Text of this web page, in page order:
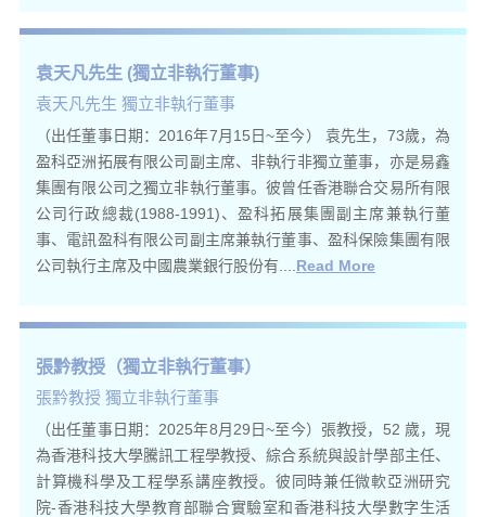
袁天凡先生 (獨立非執行董事)
袁天凡先生 獨立非執行董事
（出任董事日期：2016年7月15日~至今） 袁先生，73歲，為
盈科亞洲拓展有限公司副主席、非執行非獨立董事，亦是易鑫
集團有限公司之獨立非執行董事。彼曾任香港聯合交易所有限
公司行政總裁(1988-1991)、盈科拓展集團副主席兼執行董
事、電訊盈科有限公司副主席兼執行董事、盈科保險集團有限
公司執行主席及中國農業銀行股份有.... Read More
張黔教授（獨立非執行董事）
張黔教授 獨立非執行董事
（出任董事日期：2025年8月29日~至今）張教授，52 歲，現
為香港科技大學騰訊工程學教授、綜合系統與設計學部主任、
計算機科學及工程學系講座教授。彼同時兼任微軟亞洲研究
院-香港科技大學教育部聯合實驗室和香港科技大學數字生活